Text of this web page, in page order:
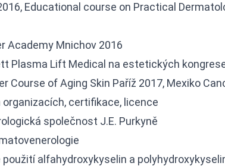
Educational course on Practical
Academy Mnichov 2016
Plasma Lift Medical na estetických
Course of Aging Skin Paříž 2017, Mexiko
certifikace, licence
společnost J.E. Purkyně
alfahydroxykyselin a